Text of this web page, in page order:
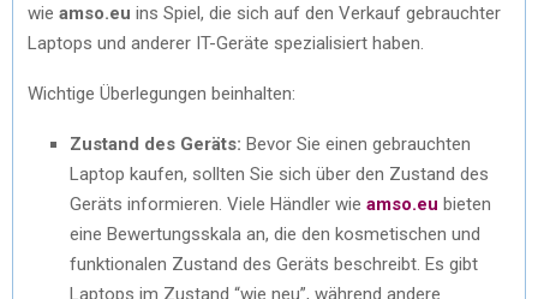
wie amso.eu ins Spiel, die sich auf den Verkauf gebrauchter
Laptops und anderer IT-Geräte spezialisiert haben.
Wichtige Überlegungen beinhalten:
Zustand des Geräts: Bevor Sie einen gebrauchten
Laptop kaufen, sollten Sie sich über den Zustand des
Geräts informieren. Viele Händler wie amso.eu bieten
eine Bewertungsskala an, die den kosmetischen und
funktionalen Zustand des Geräts beschreibt. Es gibt
Laptops im Zustand “wie neu”, während andere